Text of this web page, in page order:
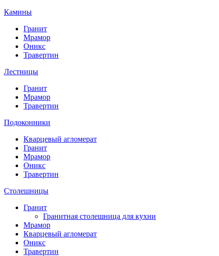
Камины
Гранит
Мрамор
Оникс
Травертин
Лестницы
Гранит
Мрамор
Травертин
Подоконники
Кварцевый агломерат
Гранит
Мрамор
Оникс
Травертин
Столешницы
Гранит
Гранитная столешница для кухни
Мрамор
Кварцевый агломерат
Оникс
Травертин